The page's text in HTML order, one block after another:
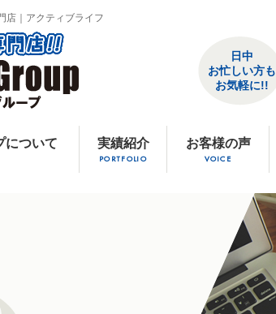
店｜アクティブライフ
日中
お忙しい方も
お気軽に!!
について 実績紹介
PORTFOLIO
お客様の声
VOICE